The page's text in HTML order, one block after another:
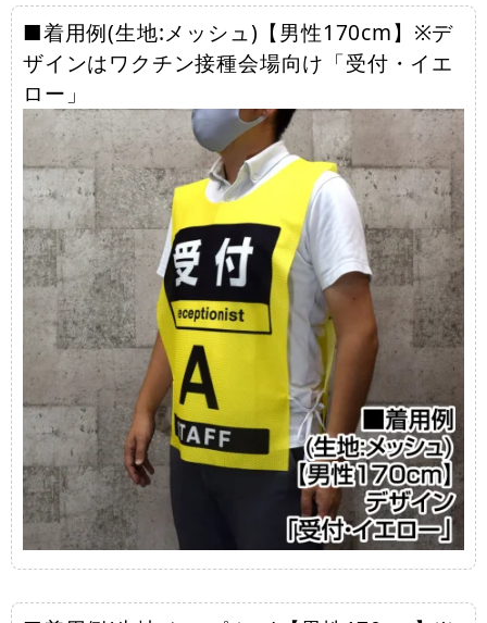
■着用例(生地:メッシュ)【男性170cm】※デ
ザインはワクチン接種会場向け「受付・イエ
ロー」